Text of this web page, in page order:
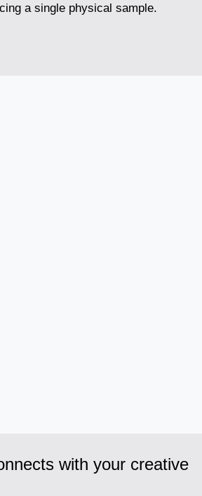
a single physical sample.
with your creative